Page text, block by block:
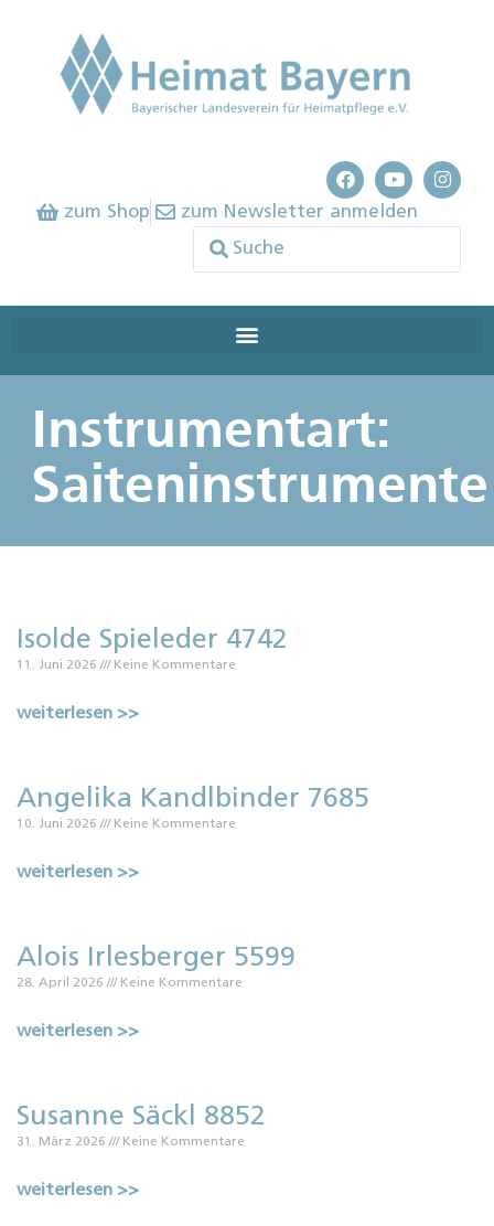
zum Shop zum Newsletter anmelden
Instrumentart:
Saiteninstrumente
Isolde Spieleder 4742
11. Juni 2026 Keine Kommentare
weiterlesen >>
Angelika Kandlbinder 7685
10. Juni 2026 Keine Kommentare
weiterlesen >>
Alois Irlesberger 5599
28. April 2026 Keine Kommentare
weiterlesen >>
Susanne Säckl 8852
31. März 2026 Keine Kommentare
weiterlesen >>